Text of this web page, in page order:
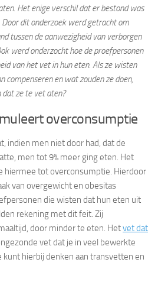
Het enige verschil dat er bestond was
dit onderzoek werd getracht om
tussen de aanwezigheid van verborgen
werd onderzocht hoe de proefpersonen
van het vet in hun eten. Als ze wisten
compenseren en wat zouden ze doen,
dat ze te vet aten?
overconsumptie
indien men niet door had, dat de
men tot 9% meer ging eten. Het
hiermee tot overconsumptie. Hierdoor
van overgewicht en obesitas
die wisten dat hun eten uit
rekening met dit feit. Zij
door minder te eten. Hetvet dat
vet dat je in veel bewerkte
kunt hierbij denken aan transvetten en